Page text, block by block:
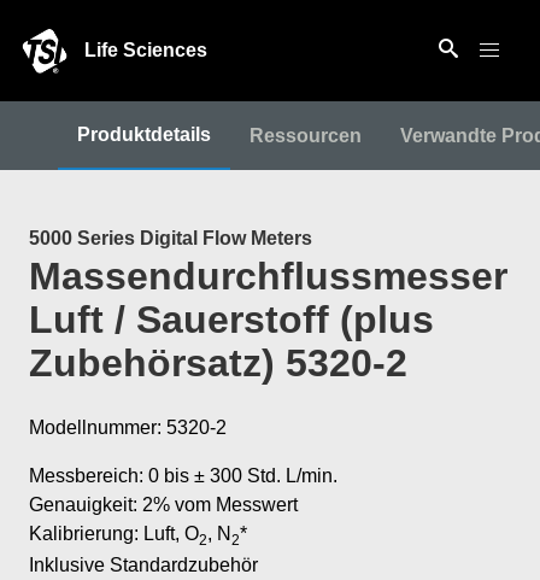
Life Sciences
Produktdetails Ressourcen Verwandte
5000 Series Digital Flow Meters
Massendurchflussmesser
Luft / Sauerstoff (plus
Zubehörsatz) 5320-2
Modellnummer: 5320-2
Messbereich: 0 bis ± 300 Std. L/min.
Genauigkeit: 2% vom Messwert
Kalibrierung: Luft, O2, N 2*
Inklusive Standardzubehör